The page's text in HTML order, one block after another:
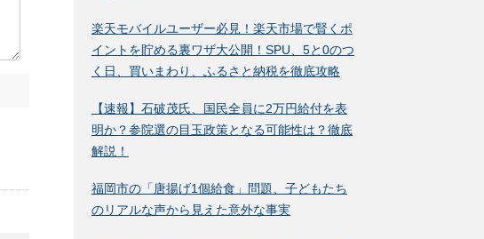
楽天モバイルユーザー必見！楽天市場で賢くポ
イントを貯める裏ワザ大公開！SPU、5と0のつ
く日、買いまわり、ふるさと納税を徹底攻略
【速報】石破茂氏、国民全員に2万円給付を表
明か？参院選の目玉政策となる可能性は？徹底
解説！
福岡市の「唐揚げ1個給食」問題、子どもたち
のリアルな声から見えた意外な事実